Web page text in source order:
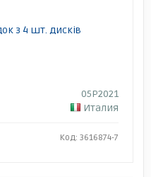
з 4 шт. дисків
05P2021
Италия
Код: 3616874-7